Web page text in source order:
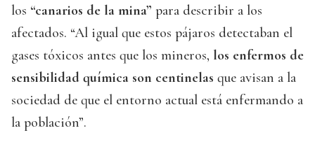
los “canarios de la mina” para describir a los
afectados. “Al igual que estos pájaros detectaban el
gases tóxicos antes que los mineros, los enfermos de
sensibilidad química son centinelas que avisan a la
sociedad de que el entorno actual está enfermando a
la población”.